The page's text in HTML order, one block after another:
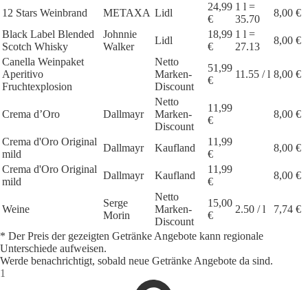
12 Stars Weinbrand METAXA Lidl
24,99
€
1 l =
35.70
8,00 €
Black Label Blended
Scotch Whisky
Johnnie
Walker
Lidl
18,99
€
1 l =
27.13
8,00 €
Canella Weinpaket
Aperitivo
Fruchtexplosion
Netto
Marken-
Discount
51,99
€
11.55 / l 8,00 €
Crema d’Oro Dallmayr
Netto
Marken-
Discount
11,99
€
8,00 €
Crema d'Oro Original
mild
Dallmayr Kaufland
11,99
€
8,00 €
Crema d'Oro Original
mild
Dallmayr Kaufland
11,99
€
8,00 €
Weine
Serge
Morin
Netto
Marken-
Discount
15,00
€
2.50 / l 7,74 €
* Der Preis der gezeigten Getränke Angebote kann regionale
Unterschiede aufweisen.
Werde benachrichtigt, sobald neue Getränke Angebote da sind.
1